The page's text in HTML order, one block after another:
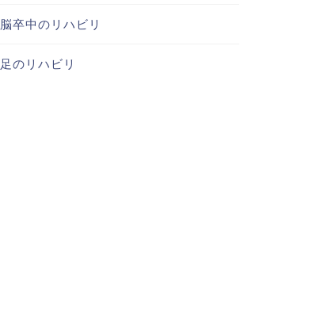
脳卒中のリハビリ
足のリハビリ